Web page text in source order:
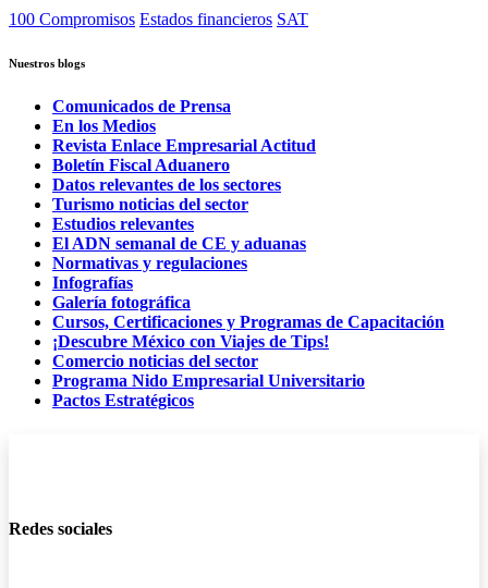
100 Compromisos Estados financieros SAT
Nuestros blogs
Comunicados de Prensa
En los Medios
Revista Enlace Empresarial Actitud
Boletín Fiscal Aduanero
Datos relevantes de los sectores
Turismo noticias del sector
Estudios relevantes
El ADN semanal de CE y aduanas
Normativas y regulaciones
Infografías
Galería fotográfica
Cursos, Certificaciones y Programas de Capacitación
¡Descubre México con Viajes de Tips!
Comercio noticias del sector
Programa Nido Empresarial Universitario
Pactos Estratégicos
Redes sociales